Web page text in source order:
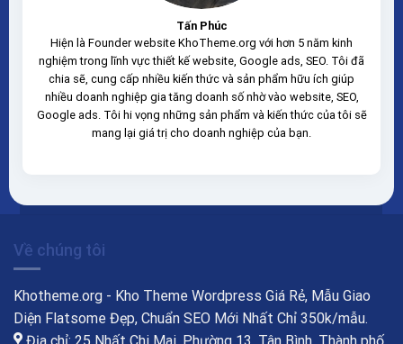
Tấn Phúc
Hiện là Founder website KhoTheme.org với hơn 5 năm kinh
nghiệm trong lĩnh vực thiết kế website, Google ads, SEO. Tôi đã
chia sẽ, cung cấp nhiều kiến thức và sản phẩm hữu ích giúp
nhiều doanh nghiệp gia tăng doanh số nhờ vào website, SEO,
Google ads. Tôi hi vọng những sản phẩm và kiến thức của tôi sẽ
mang lại giá trị cho doanh nghiệp của bạn.
Về chúng tôi
Khotheme.org - Kho Theme Wordpress Giá Rẻ, Mẫu Giao
Diện Flatsome Đẹp, Chuẩn SEO Mới Nhất Chỉ 350k/mẫu.